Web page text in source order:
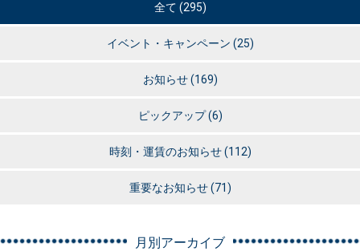
全て (295)
イベント・キャンペーン (25)
お知らせ(169)
ピックアップ(6)
時刻・運賃のお知らせ(112)
重要なお知らせ(71)
月別アーカイブ